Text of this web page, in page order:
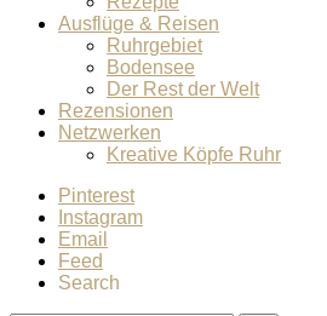
Ausflüge & Reisen
Ruhrgebiet
Bodensee
Der Rest der Welt
Rezensionen
Netzwerken
Kreative Köpfe Ruhr
Pinterest
Instagram
Email
Feed
Search